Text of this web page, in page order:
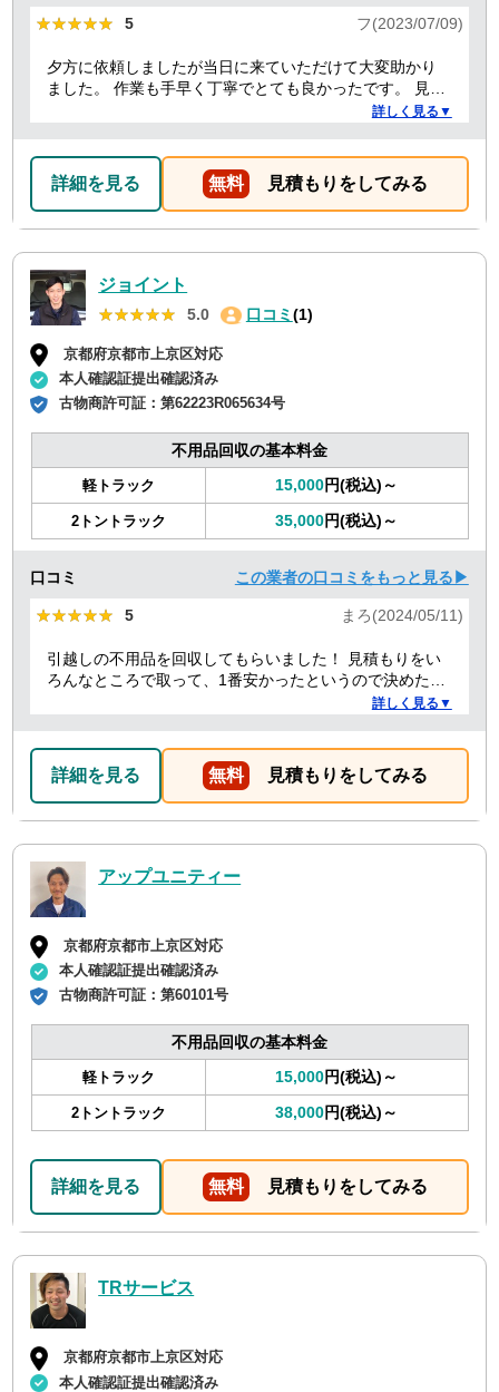
★★★★★
★★★★★ 5 フ(2023/07/09)
夕方に依頼しましたが当日に来ていただけて大変助かり
ました。 作業も手早く丁寧でとても良かったです。 見積
り金額以上の追加料金もありませんでした。 ありがとう
詳しく見る▼
詳細を見る 無料 見積もりをしてみる
ジョイント
★★★★★
★★★★★ 5.0 口コミ (1)
京都府京都市上京区対応
本人確認証提出確認済み
古物商許可証：第62223R065634号
不用品回収の基本料金
軽トラック 15,000円(税込)～
2トントラック 35,000円(税込)～
口コミ この業者の口コミをもっと見る▶
★★★★★
★★★★★ 5 まろ(2024/05/11)
引越しの不用品を回収してもらいました！ 見積もりをい
ろんなところで取って、1番安かったというので決めたの
ですが、 対応や話し方も、丁寧で優しく、 作業自体も素
回収の時は料金しようと思いました！
詳しく見る▼
詳細を見る 無料 見積もりをしてみる
アップユニティー
京都府京都市上京区対応
本人確認証提出確認済み
古物商許可証：第60101号
不用品回収の基本料金
軽トラック 15,000円(税込)～
2トントラック 38,000円(税込)～
詳細を見る 無料 見積もりをしてみる
TRサービス
京都府京都市上京区対応
本人確認証提出確認済み